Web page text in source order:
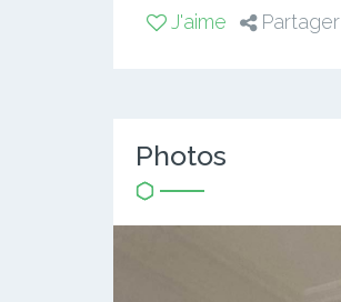
J'aime Partager
Photos